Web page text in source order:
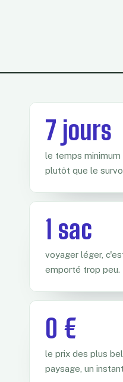
7 jours
le temps minimum
plutôt que le
1 sac
voyager léger,
emporté trop peu.
0 €
le prix des plus
paysage, un